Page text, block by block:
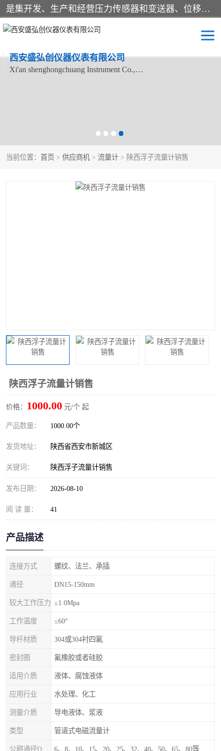
是集开发、生产和经营压力传感器和变送器、位移传感器和变送器、流量传感器和变送器、称重传感器和变送器、测力传感器和变送器、温湿度传感器和变送器、扭矩传感器、智能数显控制仪表等产品的化高新技术企业。
西安盛弘创仪器仪表有限公司
Xi'an shenghongchuang Instrument Co., Ltd
当前位置： 首页 > 供应商机 > 流量计 > 陕西浮子流量计销售
陕西浮子流量计销售
价格： 1000.00 元/个 起
产品数量： 1000.00个
发货地址： 陕西省西安市新城区
关键词： 陕西浮子流量计销售
发布日期： 2026-08-10
阅 读 量： 41
产品描述
连接方式 螺纹、法兰、承插
通径 DN15-150mm
较大工作压力 ≤1.0Mpa
工作温度 ≤60°
导杆材质 304或304衬四氟
密封圈 氟橡胶或者硅胶
适用介质 液体、腐蚀液体
应用行业 水处理、化工
测量介质 导电液体、浆液
类型 管道式电磁流量计
6、8、10、15、20、25、32、40、50、65、80等
流量计
位移传感器 差压变送器